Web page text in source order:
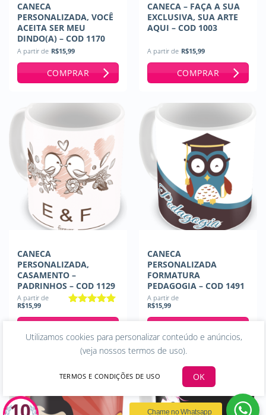
CANECA
PERSONALIZADA, VOCÊ
ACEITA SER MEU
DINDO(A) – COD 1170
A partir de R$15,99
COMPRAR
CANECA – FAÇA A SUA
EXCLUSIVA, SUA ARTE
AQUI – COD 1003
A partir de R$15,99
COMPRAR
CANECA
PERSONALIZADA,
CASAMENTO –
PADRINHOS – COD 1129
de 5
A partir de
R$15,99
CANECA
PERSONALIZADA
FORMATURA
PEDAGOGIA – COD 1491
A partir de
R$15,99
Chame no Whatsapp
Utilizamos cookies para personalizar conteúdo e anúncios,
(veja nossos termos de uso).
TERMOS E CONDIÇÕES DE USO OK